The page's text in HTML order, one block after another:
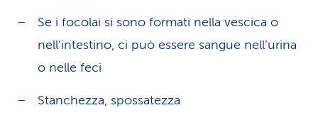
Se i focolai si sono formati nella vescica o
nell’intestino, ci può essere sangue nell’urina
o nelle feci
Stanchezza, spossatezza